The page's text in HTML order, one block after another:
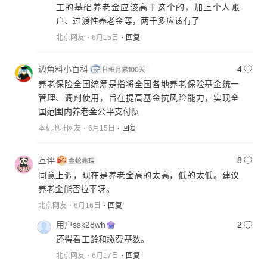
工的基础养老金应该高于这个的，加上个人账
户、过渡性养老金等，两千多应该有了
北京网友 6月15日 回复
边角料小百科
4
养老保险全国统筹是指将全国各地养老保险基金统一
管理、调剂使用，旨在提高基金抗风险能力，实现全
国范围内养老金公平支付🙋
本机地址网友 6月15日 回复
互评
8
同意上调，现在是养老金高的太高，低的太低。建议
养老金能否拉平呀。
北京网友 6月16日 回复
用户ssk28wh
2
还得看工龄和缴费基数。
北京网友 6月17日 回复